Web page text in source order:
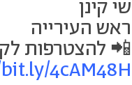
שי קינן
ראש העירייה
📲 להצטרפות
4cAM48H